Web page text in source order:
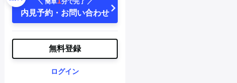
＼ 簡単 分で完了 ／
内見予約・お問い合わせ
無料登録
ログイン